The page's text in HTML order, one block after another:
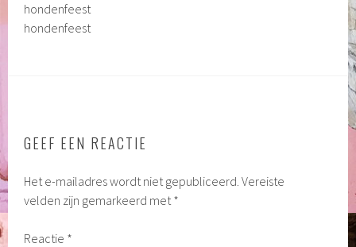
hondenfeest
hondenfeest
GEEF EEN REACTIE
Het e-mailadres wordt niet gepubliceerd. Vereiste
velden zijn gemarkeerd met*
Reactie *